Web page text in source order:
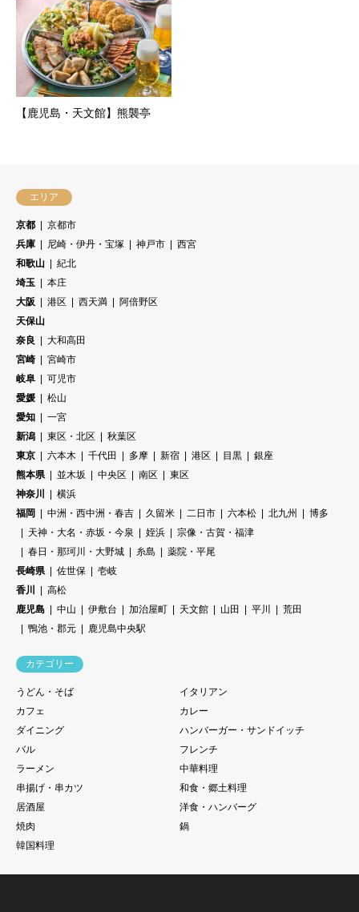
【鹿児島・天文館】熊襲亭
エリア
京都
京都市
兵庫
尼崎・伊丹・宝塚 神戸市
西宮
和歌山
紀北
埼玉
本庄
大阪
港区 西天満
阿倍野区
天保山
奈良
大和高田
宮崎
宮崎市
岐阜
可児市
愛媛
松山
愛知
一宮
新潟
東区・北区
秋葉区
東京
六本木 千代田 多摩 新宿 港区 目黒
銀座
熊本県
並木坂 中央区 南区
東区
神奈川
横浜
福岡
中洲・西中洲・春吉 久留米 二日市 六本松 北九州
博多
天神・大名・赤坂・今泉
姪浜
宗像・古賀・福津
春日・那珂川・大野城
糸島
薬院・平尾
長崎県
佐世保
壱岐
香川
高松
鹿児島
中山 伊敷台 加治屋町 天文館 山田 平川
荒田
鴨池・郡元
鹿児島中央駅
カテゴリー
うどん・そば
イタリアン
カフェ
カレー
ダイニング
ハンバーガー・サンドイッチ
バル
フレンチ
ラーメン
中華料理
串揚げ・串カツ
和食・郷土料理
居酒屋
洋食・ハンバーグ
焼肉
鍋
韓国料理